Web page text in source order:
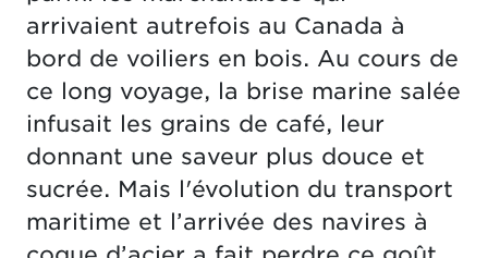
arrivaient autrefois au Canada à
bord de voiliers en bois. Au cours de
ce long voyage, la brise marine salée
infusait les grains de café, leur
donnant une saveur plus douce et
sucrée. Mais l'évolution du transport
maritime et l’arrivée des navires à